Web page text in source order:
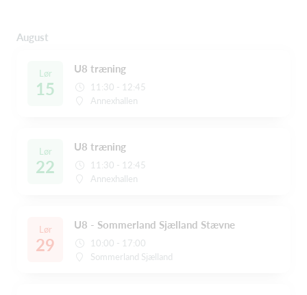
August
Lør
15
U8 træning
11:30 - 12:45
Annexhallen
Lør
22
U8 træning
11:30 - 12:45
Annexhallen
Lør
29
U8 - Sommerland Sjælland Stævne
10:00 - 17:00
Sommerland Sjælland